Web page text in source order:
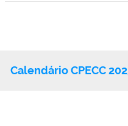
Calendário CPECC